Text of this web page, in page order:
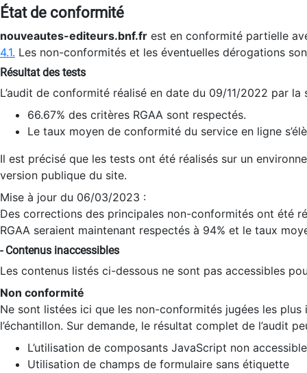
État de conformité
nouveautes-editeurs.bnf.fr est en conformité partielle
4.1. Les non-conformités et les éventuelles dérogations
Résultat des tests
L’audit de conformité réalisé en date du 09/11/2022 par
66.67% des critères RGAA sont respectés.
Le taux moyen de conformité du service en ligne
Il est précisé que les tests ont été réalisés sur un
version publique du site.
Mise à jour du 06/03/2023 :
Des corrections des principales non-conformités ont été
RGAA seraient maintenant respectés à 94% et le taux
- Contenus inaccessibles
Les contenus listés ci-dessous ne sont pas accessibles
Non conformité
Ne sont listées ici que les non-conformités jugées les
l’échantillon. Sur demande, le résultat complet de l’audit
L’utilisation de composants JavaScript non
Utilisation de champs de formulaire sans étiquette